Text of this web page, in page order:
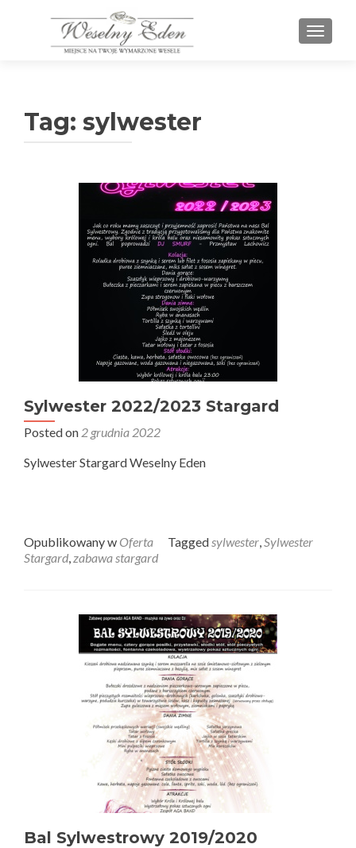
Tag: sylwester
Sylwester 2022/2023 Stargard
Posted on 2 grudnia 2022
Sylwester Stargard Weselny Eden
Opublikowany w Oferta Taggedsylwester,Sylwester
Stargard,zabawa stargard
Bal Sylwestrowy 2019/2020